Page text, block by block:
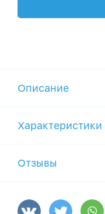
Описание
Характеристики
Отзывы